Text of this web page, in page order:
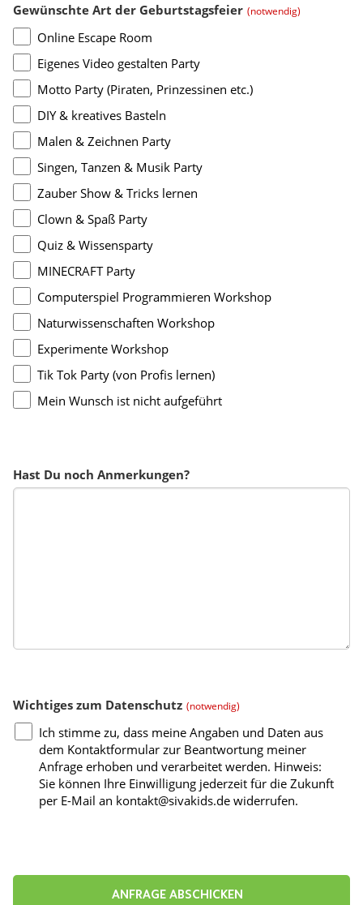
Gewünschte Art der Geburtstagsfeier (notwendig)
Online Escape Room
Eigenes Video gestalten Party
Motto Party (Piraten, Prinzessinen etc.)
DIY & kreatives Basteln
Malen & Zeichnen Party
Singen, Tanzen & Musik Party
Zauber Show & Tricks lernen
Clown & Spaß Party
Quiz & Wissensparty
MINECRAFT Party
Computerspiel Programmieren Workshop
Naturwissenschaften Workshop
Experimente Workshop
Tik Tok Party (von Profis lernen)
Mein Wunsch ist nicht aufgeführt
Hast Du noch Anmerkungen?
Wichtiges zum Datenschutz (notwendig)
Ich stimme zu, dass meine Angaben und Daten aus
dem Kontaktformular zur Beantwortung meiner
Anfrage erhoben und verarbeitet werden. Hinweis:
Sie können Ihre Einwilligung jederzeit für die Zukunft
per E-Mail an kontakt@sivakids.de widerrufen.
ANFRAGE ABSCHICKEN